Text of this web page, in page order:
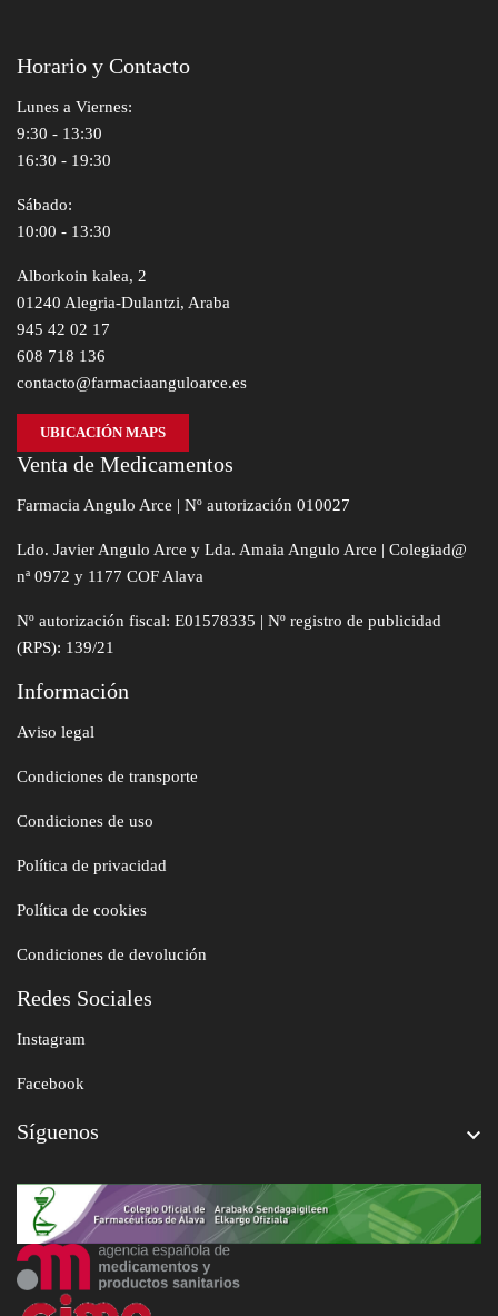
Horario y Contacto
Lunes a Viernes:
9:30 - 13:30
16:30 - 19:30
Sábado:
10:00 - 13:30
Alborkoin kalea, 2
01240 Alegria-Dulantzi, Araba
945 42 02 17
608 718 136
contacto@farmaciaanguloarce.es
UBICACIÓN MAPS
Venta de Medicamentos
Farmacia Angulo Arce | Nº autorización 010027
Ldo. Javier Angulo Arce y Lda. Amaia Angulo Arce | Colegiad@
nª 0972 y 1177 COF Alava
Nº autorización fiscal: E01578335 | Nº registro de publicidad
(RPS): 139/21
Información
Aviso legal
Condiciones de transporte
Condiciones de uso
Política de privacidad
Política de cookies
Condiciones de devolución
Redes Sociales
Instagram
Facebook
Síguenos 